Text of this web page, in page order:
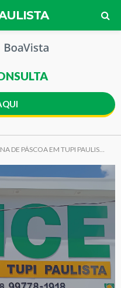
DE PÁSCOA EM TUPI PAULISTA